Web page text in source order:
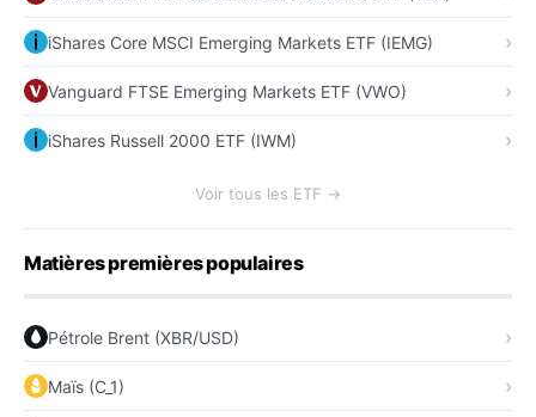
iShares Core MSCI Emerging Markets ETF (IEMG)
Vanguard FTSE Emerging Markets ETF (VWO)
iShares Russell 2000 ETF (IWM)
Voir tous les ETF →
Matières premières populaires
Pétrole Brent (XBR/USD)
Maïs (C_1)